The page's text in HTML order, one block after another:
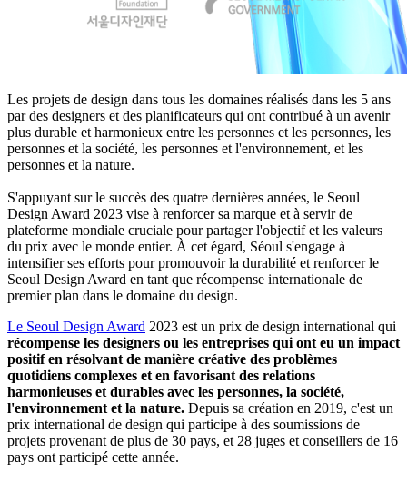
Les projets de design dans tous les domaines réalisés dans les 5 ans
par des designers et des planificateurs qui ont contribué à un avenir
plus durable et harmonieux entre les personnes et les personnes, les
personnes et la société, les personnes et l'environnement, et les
personnes et la nature.
S'appuyant sur le succès des quatre dernières années, le Seoul
Design Award 2023 vise à renforcer sa marque et à servir de
plateforme mondiale cruciale pour partager l'objectif et les valeurs
du prix avec le monde entier. À cet égard, Séoul s'engage à
intensifier ses efforts pour promouvoir la durabilité et renforcer le
Seoul Design Award en tant que récompense internationale de
premier plan dans le domaine du design.
Le Seoul Design Award 2023 est un prix de design international qui
récompense les designers ou les entreprises qui ont eu un impact
positif en résolvant de manière créative des problèmes
quotidiens complexes et en favorisant des relations
harmonieuses et durables avec les personnes, la société,
l'environnement et la nature. Depuis sa création en 2019, c'est un
prix international de design qui participe à des soumissions de
projets provenant de plus de 30 pays, et 28 juges et conseillers de 16
pays ont participé cette année.